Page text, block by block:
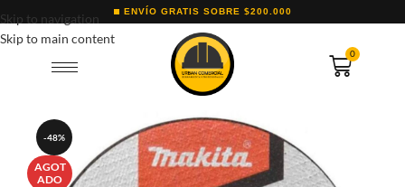
Skip to navigation
Skip to main content
ENVÍO GRATIS SOBRE $200.000
0
-48%
AGOT
ADO